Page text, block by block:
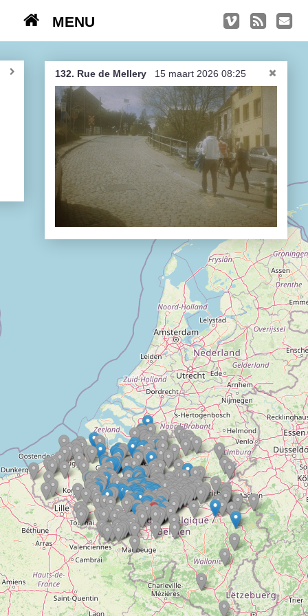
MENU
Kasseien
België / Duitsland / Nederland
Hoogtepunten
Soeperlange tocht
Afleveringen
Bounding Boxes
Ambiance, ambiance, ambiance
Ronde Van Flandriën
Schapentocht
Het lossen van de kunst
Kerkstraten
7 rollen van Steven Seagal
Dodentocht
Redelijk slecht weer
In vogelvlucht
132. Rue de Mellery 15 maart 2026 08:25